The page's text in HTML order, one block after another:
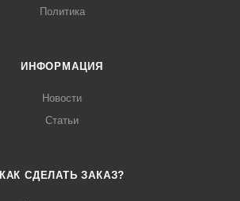
Политика
ИНФОРМАЦИЯ
Новости
Статьи
КАК СДЕЛАТЬ ЗАКАЗ?